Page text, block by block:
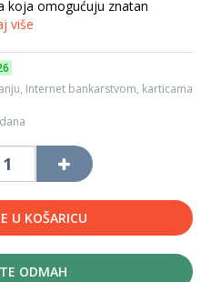
koja omogućuju znatan
više
Internet bankarstvom, karticama
U KOŠARICU
ODMAH